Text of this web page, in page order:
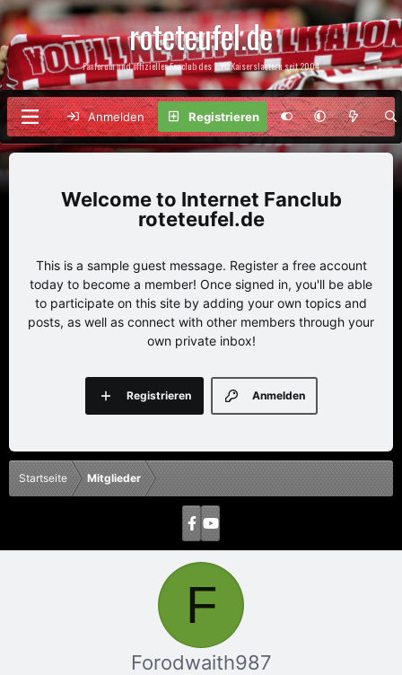
roteteufel.de
Fanforum und offizieller Fanclub des 1. FC Kaiserslautern seit 2004
Anmelden Registrieren
Internet Fanclub
roteteufel.de
This is a sample guest message. Register a free account
today to become a member! Once signed in, you'll be able
to participate on this site by adding your own topics and
posts, as well as connect with other members through your
own private inbox!
Anmelden
Registrieren
Startseite Mitglieder
F
Forodwaith987